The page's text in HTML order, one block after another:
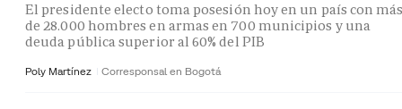
El presidente electo toma posesión hoy en un país con
de 28.000 hombres en armas en 700 municipios y una
deuda pública superior al 60% del PIB
Poly Martínez Corresponsal en Bogotá